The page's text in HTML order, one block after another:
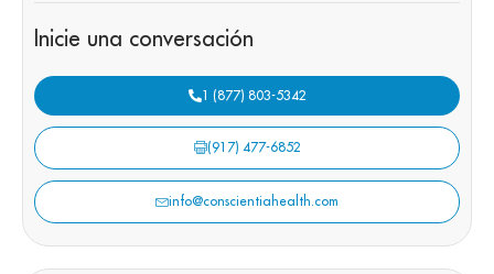
Inicie una conversación
1 (877) 803-5342
(917) 477-6852
info@conscientiahealth.com